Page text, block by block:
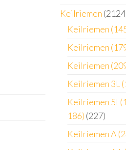
Keilriemen
Keilriemen
Keilriemen
Keilriemen
Keilriemen 3L
Keilriemen
186) (227)
Keilriemen A